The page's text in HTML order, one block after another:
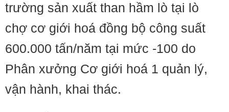
trường sản xuất than hầm lò tại lò
chợ cơ giới hoá đồng bộ công suất
600.000 tấn/năm tại mức -100 do
Phân xưởng Cơ giới hoá 1 quản lý,
vận hành, khai thác.